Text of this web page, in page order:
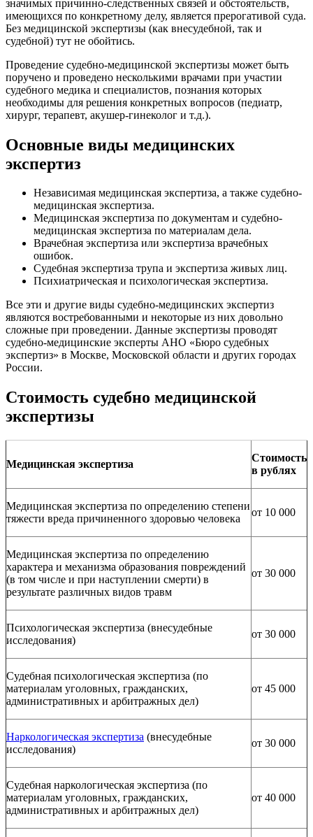
значимых причинно-следственных связей и обстоятельств,
имеющихся по конкретному делу, является прерогативой суда.
Без медицинской экспертизы (как внесудебной, так и
судебной) тут не обойтись.
Проведение судебно-медицинской экспертизы может быть
поручено и проведено несколькими врачами при участии
судебного медика и специалистов, познания которых
необходимы для решения конкретных вопросов (педиатр,
хирург, терапевт, акушер-гинеколог и т.д.).
Основные виды медицинских
экспертиз
Независимая медицинская экспертиза, а также судебно-
медицинская экспертиза.
Медицинская экспертиза по документам и судебно-
медицинская экспертиза по материалам дела.
Врачебная экспертиза или экспертиза врачебных
ошибок.
Судебная экспертиза трупа и экспертиза живых лиц.
Психиатрическая и психологическая экспертиза.
Все эти и другие виды судебно-медицинских экспертиз
являются востребованными и некоторые из них довольно
сложные при проведении. Данные экспертизы проводят
судебно-медицинские эксперты АНО «Бюро судебных
экспертиз» в Москве, Московской области и других городах
России.
Стоимость судебно медицинской
экспертизы
Медицинская экспертиза
Стоимость
в рублях
Медицинская экспертиза по определению степени
тяжести вреда причиненного здоровью человека
от 10 000
Медицинская экспертиза по определению
характера и механизма образования повреждений
(в том числе и при наступлении смерти) в
результате различных видов травм
от 30 000
Психологическая экспертиза (внесудебные
исследования)
от 30 000
Судебная психологическая экспертиза (по
материалам уголовных, гражданских,
административных и арбитражных дел)
от 45 000
Наркологическая экспертиза (внесудебные
исследования)
от 30 000
Судебная наркологическая экспертиза (по
материалам уголовных, гражданских,
административных и арбитражных дел)
от 40 000